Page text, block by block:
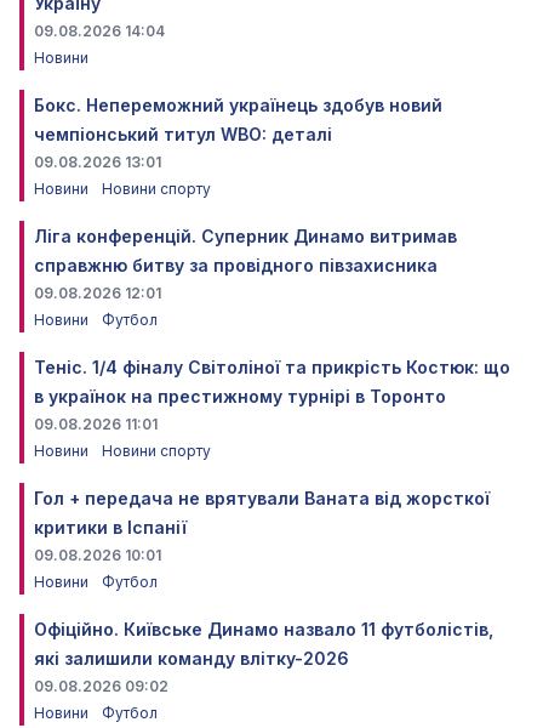
09.08.2026 14:04
Новини
Бокс. Непереможний українець здобув новий
чемпіонський титул WBO: деталі
09.08.2026 13:01
Новини
Новини спорту
Ліга конференцій. Суперник Динамо витримав
справжню битву за провідного півзахисника
09.08.2026 12:01
Новини
Футбол
Теніс. 1/4 фіналу Світоліної та прикрість Костюк: що
в українок на престижному турнірі в Торонто
09.08.2026 11:01
Новини
Новини спорту
Гол + передача не врятували Ваната від жорсткої
критики в Іспанії
09.08.2026 10:01
Новини
Футбол
Офіційно. Київське Динамо назвало 11 футболістів,
які залишили команду влітку-2026
09.08.2026 09:02
Новини
Футбол